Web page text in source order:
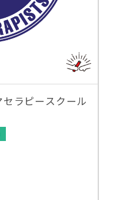
ラピースクール